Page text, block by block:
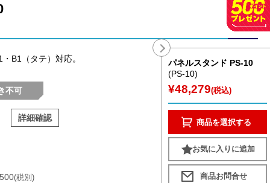
B1（タテ）対応。
不可
詳細確認
(税別)
パネルスタンド PS-10
(PS-10)
¥48,279(税込)
商品を選択する
お気に入りに追加